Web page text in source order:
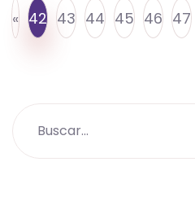
« 42 43 44 45 46 47